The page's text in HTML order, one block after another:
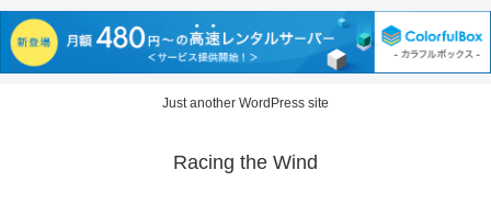
Just another WordPress site
Racing the Wind